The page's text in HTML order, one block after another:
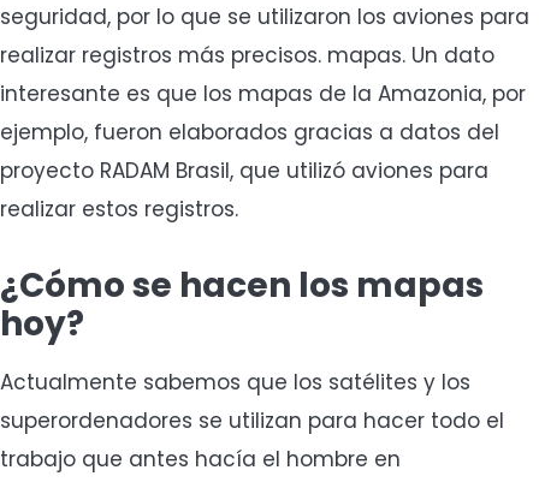
seguridad, por lo que se utilizaron los aviones para
realizar registros más precisos. mapas. Un dato
interesante es que los mapas de la Amazonia, por
ejemplo, fueron elaborados gracias a datos del
proyecto RADAM Brasil, que utilizó aviones para
realizar estos registros.
¿Cómo se hacen los mapas
hoy?
Actualmente sabemos que los satélites y los
superordenadores se utilizan para hacer todo el
trabajo que antes hacía el hombre en